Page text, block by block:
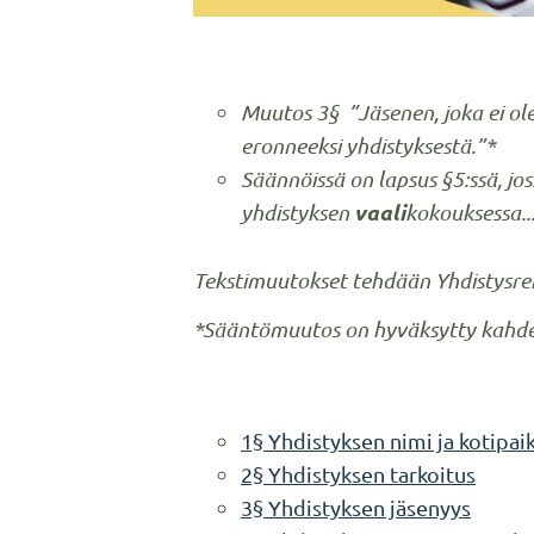
Muutos 3§ ”Jäsenen, joka ei
eronneeksi yhdistyksestä.”*
Säännöissä on lapsus §5:ssä,
yhdistyksen vaali
Tekstimuutokset tehdään
*Sääntömuutos on hyväksytty
1§ Yhdistyksen nimi ja
2§ Yhdistyksen tarkoitus
3§ Yhdistyksen jäsenyys